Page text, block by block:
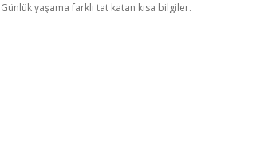
Günlük yaşama farklı tat katan kısa bilgiler.